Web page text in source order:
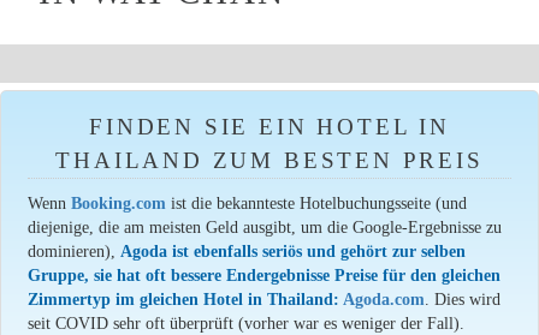
FINDEN SIE EIN HOTEL IN
THAILAND ZUM BESTEN PREIS
WennBooking.comist die bekannteste Hotelbuchungsseite (und
diejenige, die am meisten Geld ausgibt, um die Google-Ergebnisse zu
dominieren),Agoda ist ebenfalls seriös und gehört zur selben
Gruppe, sie hat oft bessere Endergebnisse Preise für den gleichen
Zimmertyp im gleichen Hotel in Thailand:Agoda.com. Dies wird
seit COVID sehr oft überprüft (vorher war es weniger der Fall).